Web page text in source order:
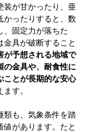
装が甘かったり、亜
かったりすると、数
、固定力が落ちた
金具が破断すること
が予想される地域で
の金具や、耐食性に
ことが長期的な安心
ます。
類も、気象条件を踏
値があります。たと